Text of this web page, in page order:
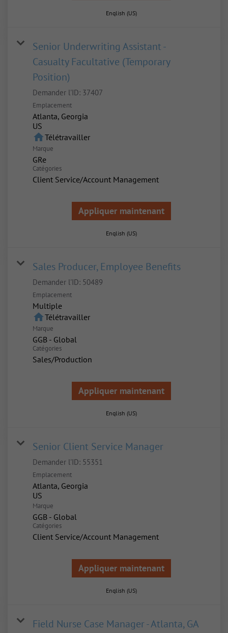
English (US)
Senior Underwriting Assistant -
Casualty Facultative (Temporary
Position)
Demander l'ID: 37407
Emplacement
Atlanta, Georgia
homeTélétravailler
Marque
GRe
Catégories
Client Service/Account Management
Appliquer maintenant
English (US)
Sales Producer, Employee Benefits
Demander l'ID: 50489
Emplacement
Multiple
homeTélétravailler
Marque
GGB - Global
Catégories
Sales/Production
Appliquer maintenant
English (US)
Senior Client Service Manager
Demander l'ID: 55351
Emplacement
Atlanta, Georgia
Marque
GGB - Global
Catégories
Client Service/Account Management
Appliquer maintenant
English (US)
Field Nurse Case Manager - Atlanta, GA